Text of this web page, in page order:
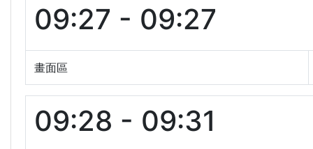
09:27 - 09:27
畫面區
09:28 - 09:31